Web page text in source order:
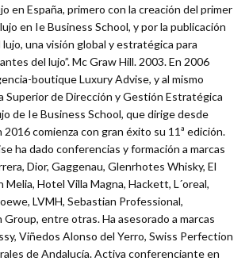
en España, primero con la creación del primer
en Ie Business School, y por la publicación
lujo, una visión global y estratégica para
del lujo”. Mc Graw Hill. 2003. En 2006
boutique Luxury Advise, y al mismo
Superior de Dirección y Gestión Estratégica
de Ie Business School, que dirige desde
comienza con gran éxito su 11ª edición.
ha dado conferencias y formación a marcas
Dior, Gaggenau, Glenrhotes Whisky, El
Hotel Villa Magna, Hackett, L´oreal,
LVMH, Sebastian Professional,
Group, entre otras. Ha asesorado a marcas
Viñedos Alonso del Yerro, Swiss Perfection
de Andalucía. Activa conferenciante en